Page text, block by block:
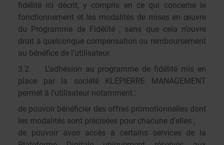
fidélité ici décrit, y compris en ce qui concerne le
fonctionnement et les modalités de mises en œuvre
du Programme de Fidélité , sans que cela n’ouvre
droit à quelconque compensation ou remboursement
au bénéfice de l’utilisateur.
3.2. L’adhésion au programme de fidélité mis en
place par la société KLEPIERRE MANAGEMENT
permet à l’utilisateur notamment :
de pouvoir bénéficier des offres promotionnelles dont
les modalités sont précisées pour chacune d’elles ;
de pouvoir avoir accès à certains services de la